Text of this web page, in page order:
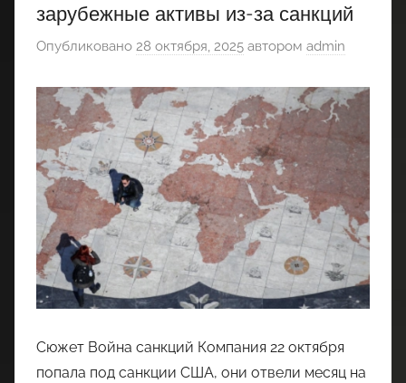
квартиры
зарубежные активы из-за санкций
Опубликовано 28 октября, 2025 автором admin
Сюжет Война санкций Компания 22 октября
попала под санкции США, они отвели месяц на